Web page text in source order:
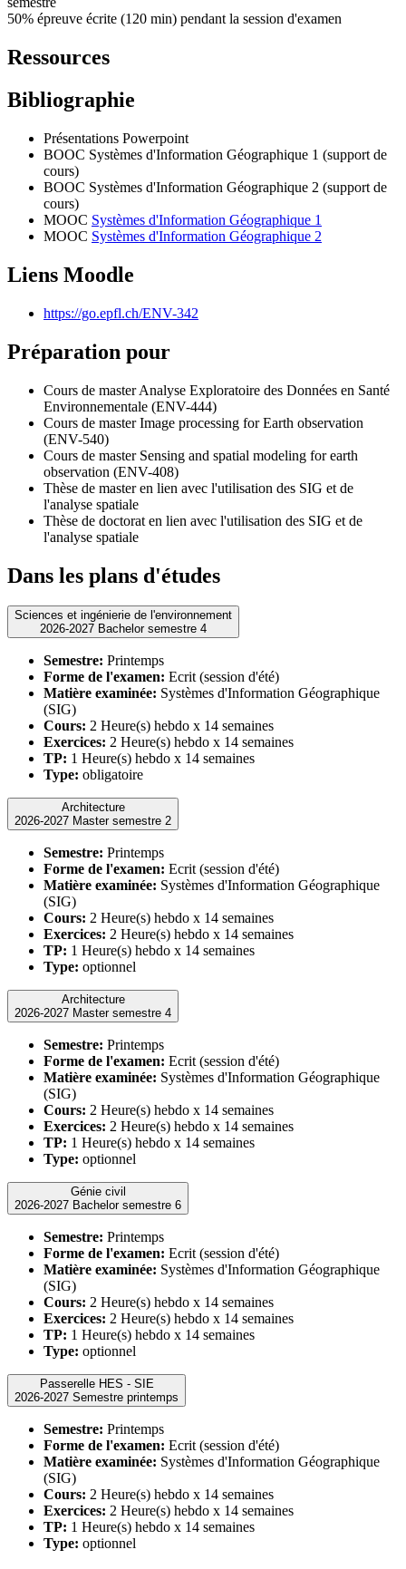
50% épreuve écrite (120 min) pendant la session d'examen
Ressources
Bibliographie
Présentations Powerpoint
BOOC Systèmes d'Information Géographique 1 (support de
cours)
BOOC Systèmes d'Information Géographique 2 (support de
cours)
MOOC Systèmes d'Information Géographique 1
MOOC Systèmes d'Information Géographique 2
Liens Moodle
https://go.epfl.ch/ENV-342
Préparation pour
Cours de master Analyse Exploratoire des Données en Santé
Environnementale (ENV-444)
Cours de master Image processing for Earth observation
(ENV-540)
Cours de master Sensing and spatial modeling for earth
observation (ENV-408)
Thèse de master en lien avec l'utilisation des SIG et de
l'analyse spatiale
Thèse de doctorat en lien avec l'utilisation des SIG et de
l'analyse spatiale
Dans les plans d'études
Sciences et ingénierie de l'environnement
2026-2027 Bachelor semestre 4
Semestre: Printemps
Forme de l'examen: Ecrit (session d'été)
Matière examinée: Systèmes d'Information Géographique
(SIG)
Cours: 2 Heure(s) hebdo x 14 semaines
Exercices: 2 Heure(s) hebdo x 14 semaines
TP: 1 Heure(s) hebdo x 14 semaines
Type: obligatoire
Architecture
2026-2027 Master semestre 2
Semestre: Printemps
Forme de l'examen: Ecrit (session d'été)
Matière examinée: Systèmes d'Information Géographique
(SIG)
Cours: 2 Heure(s) hebdo x 14 semaines
Exercices: 2 Heure(s) hebdo x 14 semaines
TP: 1 Heure(s) hebdo x 14 semaines
Type: optionnel
Architecture
2026-2027 Master semestre 4
Semestre: Printemps
Forme de l'examen: Ecrit (session d'été)
Matière examinée: Systèmes d'Information Géographique
(SIG)
Cours: 2 Heure(s) hebdo x 14 semaines
Exercices: 2 Heure(s) hebdo x 14 semaines
TP: 1 Heure(s) hebdo x 14 semaines
Type: optionnel
Génie civil
2026-2027 Bachelor semestre 6
Semestre: Printemps
Forme de l'examen: Ecrit (session d'été)
Matière examinée: Systèmes d'Information Géographique
(SIG)
Cours: 2 Heure(s) hebdo x 14 semaines
Exercices: 2 Heure(s) hebdo x 14 semaines
TP: 1 Heure(s) hebdo x 14 semaines
Type: optionnel
Passerelle HES - SIE
2026-2027 Semestre printemps
Semestre: Printemps
Forme de l'examen: Ecrit (session d'été)
Matière examinée: Systèmes d'Information Géographique
(SIG)
Cours: 2 Heure(s) hebdo x 14 semaines
Exercices: 2 Heure(s) hebdo x 14 semaines
TP: 1 Heure(s) hebdo x 14 semaines
Type: optionnel